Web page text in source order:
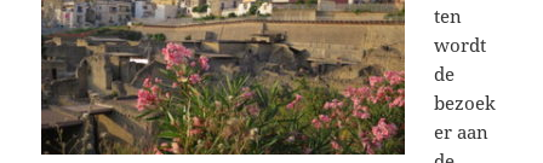
ten
wordt
de
bezoek
er aan